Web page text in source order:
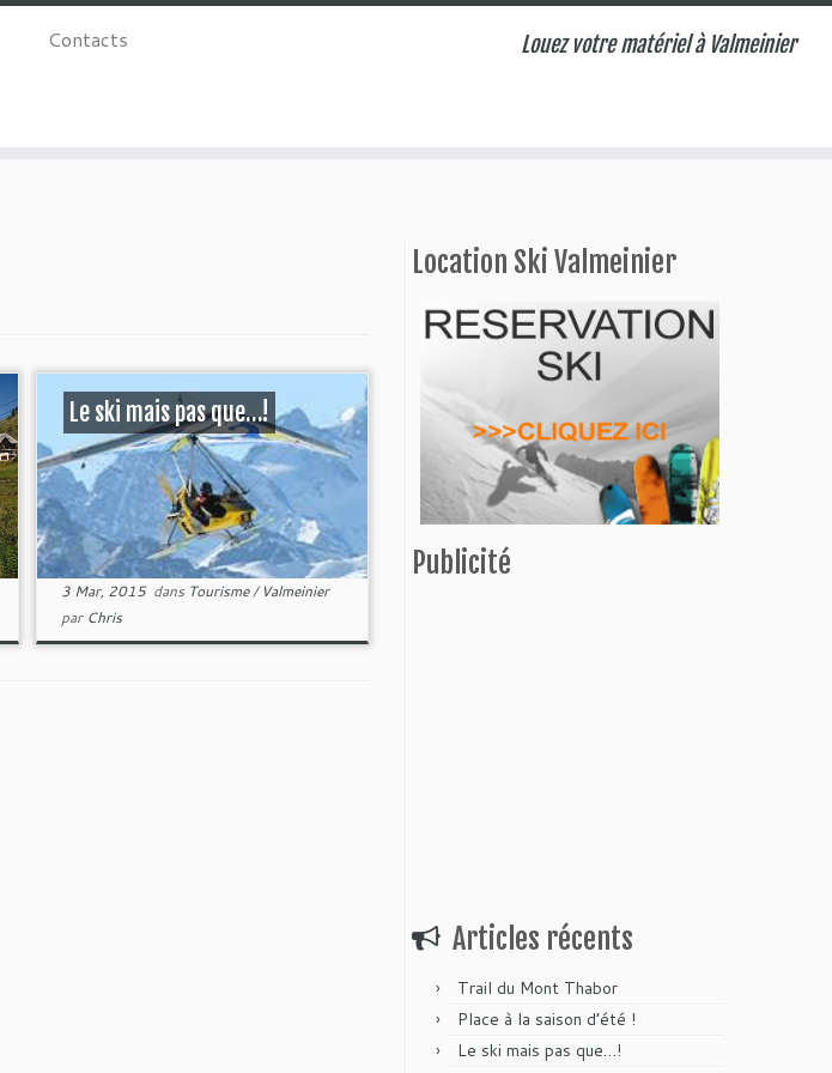
Louez votre matériel à Valmeinier
Contacts
Le ski mais pas que…!
3 Mar, 2015dans Tourisme/ Valmeinier
par Chris
Location Ski Valmeinier
Publicité
Articles récents
Trail du Mont Thabor
Place à la saison d’été !
Le ski mais pas que…!